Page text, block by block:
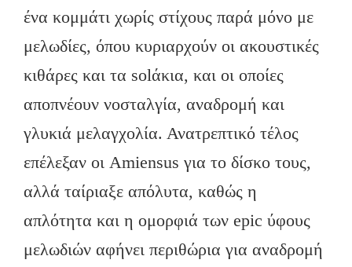
ένα κομμάτι χωρίς στίχους παρά μόνο με
μελωδίες, όπου κυριαρχούν οι ακουστικές
κιθάρες και τα solάκια, και οι οποίες
αποπνέουν νοσταλγία, αναδρομή και
γλυκιά μελαγχολία. Ανατρεπτικό τέλος
επέλεξαν οι Amiensus για το δίσκο τους,
αλλά ταίριαξε απόλυτα, καθώς η
απλότητα και η ομορφιά των epic ύφους
μελωδιών αφήνει περιθώρια για αναδρομή